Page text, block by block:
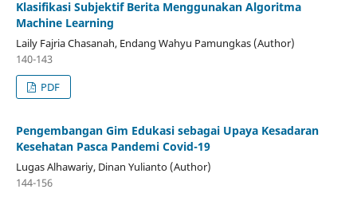
Klasifikasi Subjektif Berita Menggunakan Algoritma
Machine Learning
Laily Fajria Chasanah, Endang Wahyu Pamungkas (Author)
140-143
PDF
Pengembangan Gim Edukasi sebagai Upaya Kesadaran
Kesehatan Pasca Pandemi Covid-19
Lugas Alhawariy, Dinan Yulianto (Author)
144-156